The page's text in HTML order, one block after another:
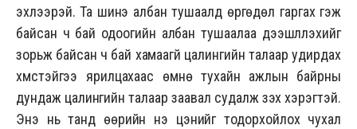
эхлээрэй. Та шинэ албан тушаалд өргөдөл гаргах гэж
байсан ч бай одоогийн албан тушаалаа дээшлүүлэхийг
зорьж байсан ч бай хамаагүй цалингийн талаар удирдах
хүмүүстэйгээ ярилцахаас өмнө тухайн ажлын байрны
дундаж цалингийн талаар заавал судалж үзэх хэрэгтэй.
Энэ нь танд өөрийн үнэ цэнийг тодорхойлох чухал